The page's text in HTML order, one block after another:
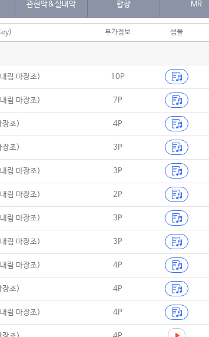
관현악&실내악 합창 MR
부가정보 샘플
림 마장조) 10P
림 마장조) 7P
장조) 4P
장조) 3P
림 마장조) 3P
림 마장조) 2P
림 마장조) 3P
림 마장조) 3P
림 마장조) 4P
장조) 4P
림 마장조) 4P